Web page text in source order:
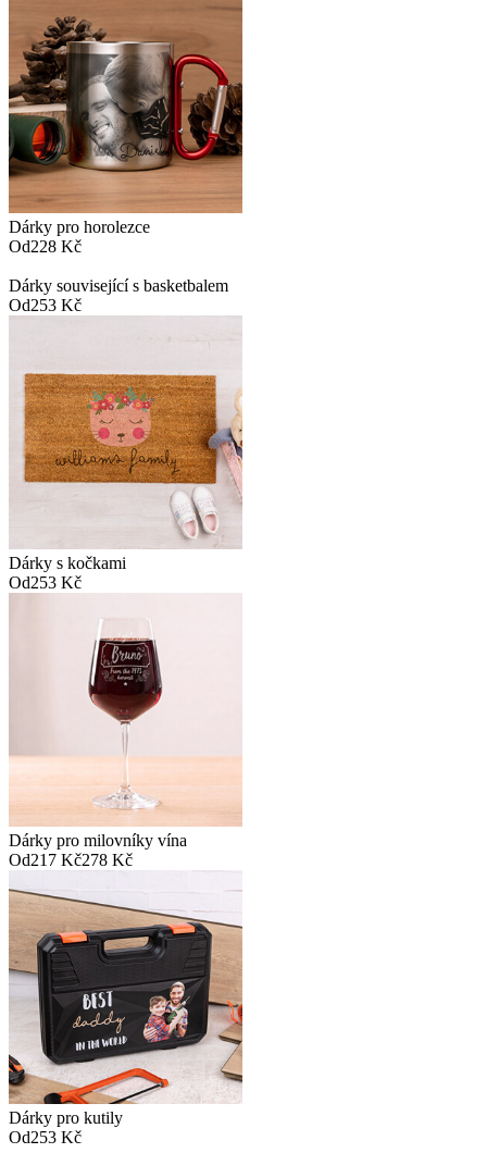
Dárky pro horolezce
Od228 Kč
Dárky související s basketbalem
Od253 Kč
Dárky s kočkami
Od253 Kč
Dárky pro milovníky vína
Od217 Kč278 Kč
Dárky pro kutily
Od253 Kč